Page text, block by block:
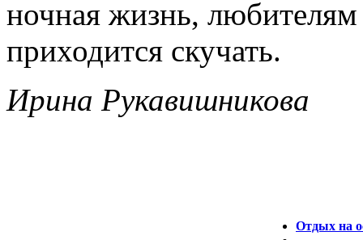
ночная жизнь, любителям
приходится скучать.
Ирина Рукавишникова
Отдых на